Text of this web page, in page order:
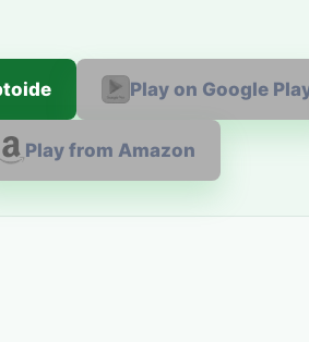
Play on Google
Play from Amazon